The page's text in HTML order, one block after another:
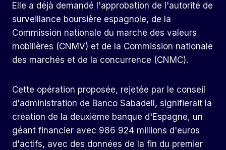
Elle a déjà demandé l'approbation de l'autorité de
surveillance boursière espagnole, de la
Commission nationale du marché des valeurs
mobilières (CNMV) et de la Commission nationale
des marchés et de la concurrence (CNMC).
Cette opération proposée, rejetée par le conseil
d'administration de Banco Sabadell, signifierait la
création de la deuxième banque d'Espagne, un
géant financier avec 986 924 millions d'euros
d'actifs, avec des données de la fin du premier